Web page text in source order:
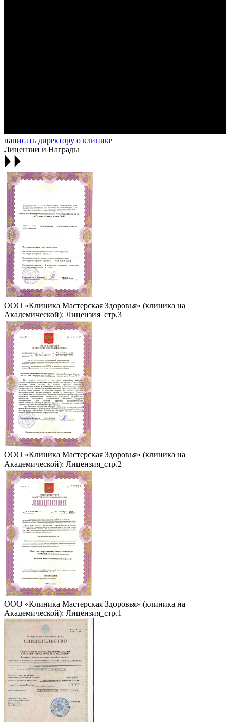
написать директору о клинике
Лицензии и Награды
ООО «Клиника Мастерская Здоровья» (клиника на
Академической): Лицензия_стр.3
ООО «Клиника Мастерская Здоровья» (клиника на
Академической): Лицензия_стр.2
ООО «Клиника Мастерская Здоровья» (клиника на
Академической): Лицензия_стр.1